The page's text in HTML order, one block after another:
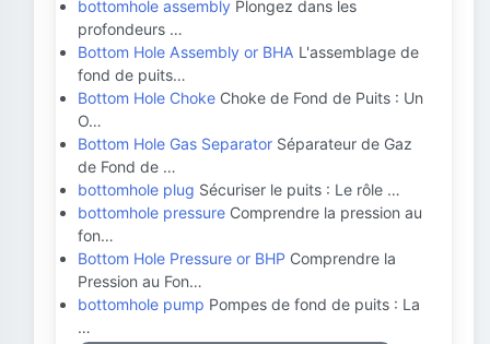
bottomhole assembly Plongez dans les
profondeurs …
Bottom Hole Assembly or BHA L'assemblage de
fond de puits…
Bottom Hole Choke Choke de Fond de Puits : Un
O…
Bottom Hole Gas Separator Séparateur de Gaz
de Fond de …
bottomhole plug Sécuriser le puits : Le rôle …
bottomhole pressure Comprendre la pression au
fon…
Bottom Hole Pressure or BHP Comprendre la
Pression au Fon…
bottomhole pump Pompes de fond de puits : La
…